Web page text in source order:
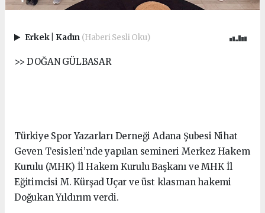
Erkek Kadın (Haberi Sesli Oku)
>> DOĞAN GÜLBASAR
Türkiye Spor Yazarları Derneği Adana Şubesi Nihat
Geven Tesisleri’nde yapılan semineri Merkez Hakem
Kurulu (MHK) İl Hakem Kurulu Başkanı ve MHK İl
Eğitimcisi M. Kürşad Uçar ve üst klasman hakemi
Doğukan Yıldırım verdi.